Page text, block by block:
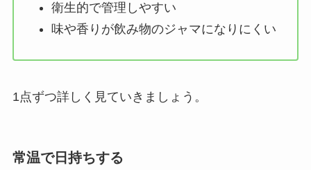
衛生的で管理しやすい
味や香りが飲み物のジャマになりにくい
1点ずつ詳しく見ていきましょう。
常温で日持ちする